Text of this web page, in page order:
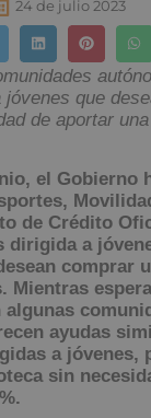
24 de julio 2023
que
de aportar
el Gobierno
de Crédito
dirigida a
comprar
Mientras
algunas
ayudas
a jóvenes,
sin